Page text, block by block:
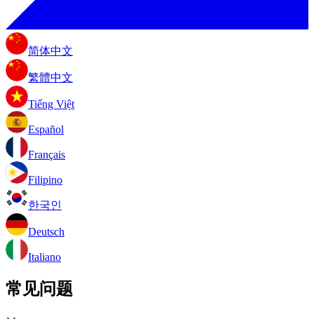
简体中文
繁體中文
Tiếng Việt
Español
Français
Filipino
한국인
Deutsch
Italiano
常见问题